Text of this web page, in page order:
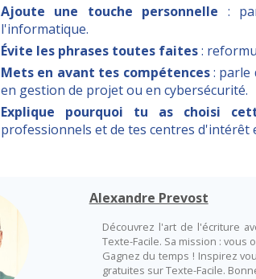
Ajoute une touche personnelle :
l'informatique.
Évite les phrases toutes faites:
Mets en avant tes compétences: parle
en gestion de projet ou en cybersécurité.
Explique pourquoi tu as choisi
professionnels et de tes centres d'intérêt
Alexandre Prevost
Découvrez l'art de l'écriture
Texte-Facile. Sa mission :
Gagnez du temps ! Inspirez
gratuites sur Texte-Facile.